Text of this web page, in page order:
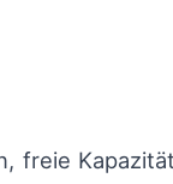
freie